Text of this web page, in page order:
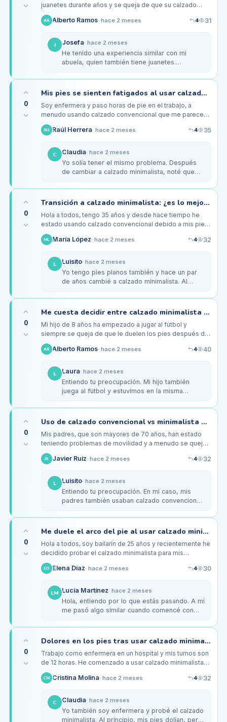
juanetes durante años y se queja de que su calzado
convencional ya no le resulta cómodo. He estado
investigando sobre el…
AR Alberto Ramos· hace 2 meses 4 31
J Josefa· hace 2 meses
He tenido una experiencia similar con mi
abuela, quien también tiene juanetes.
y, aunque le costó acostumbrarse al…
0
Mis pies se sienten fatigados al usar calzado convencional en turnos largos de enfermería
Soy enfermera y paso horas de pie en el trabajo, a
menudo usando calzado convencional que me parece
cómodo al principio, pero después de varias horas, mis
pies están fatigados y a…
RH Raúl Herrera· hace 2 meses 4 35
C Claudia· hace 2 meses
Yo solía tener el mismo problema. Después
de cambiar a calzado minimalista, noté que
Me gusta el modelo 'Merrell…
0
Transición a calzado minimalista: ¿es lo mejor para mis pies planos a los 35?
Hola a todos, tengo 35 años y desde hace tiempo he
estado usando calzado convencional debido a mis pies
planos. He escuchado mucho sobre los beneficios del
calzado minimalista,…
ML María López· hace 2 meses 4 32
L Luisito· hace 2 meses
Yo tengo pies planos también y hace un par
de años cambié a calzado minimalista. Al
paciencia y un par de plantillas…
0
Me cuesta decidir entre calzado minimalista y convencional para mi hijo de 8 años
Mi hijo de 8 años ha empezado a jugar al fútbol y
siempre se queja de que le duelen los pies después de
los partidos. Me estoy preguntando si el calzado
minimalista podría ser una…
AR Alberto Ramos· hace 2 meses 4 40
L Laura· hace 2 meses
Entiendo tu preocupación. Mi hijo también
juega al fútbol y estuvimos en la misma
zapatillas minimalistas, y lo que…
0
Uso de calzado convencional vs minimalista para mis ancianos padres que caminan poco
Mis padres, que son mayores de 70 años, han estado
teniendo problemas de movilidad y a menudo se quejan
de dolor en los pies. He notado que no caminan mucho y
creo que el calzado…
JR Javier Ruiz· hace 2 meses 4 32
L Luisito· hace 2 meses
Entiendo tu preocupación. En mi caso, mis
padres también usaban calzado convencional
unas zapatillas minimalistas…
0
Me duele el arco del pie al usar calzado minimalista durante mis entrenamientos de danza
Hola a todos, soy bailarín de 25 años y recientemente he
decidido probar el calzado minimalista para mis
entrenamientos. La idea de sentir el suelo bajo mis pies
me atrae, pero he…
ED Elena Díaz· hace 2 meses 4 30
LM Lucía Martínez· hace 2 meses
Hola, entiendo por lo que estás pasando. A mí
me pasó algo similar cuando comencé con
estaban tan tensos que sentía…
0
Dolores en los pies tras usar calzado minimalista en mis largas jornadas de pie
Trabajo como enfermera en un hospital y mis turnos son
de 12 horas. He comenzado a usar calzado minimalista
pensando que sería más beneficioso para mis pies,
pero después de…
CM Cristina Molina· hace 2 meses 4 32
C Claudia· hace 2 meses
Yo también soy enfermera y probé el calzado
minimalista. Al principio, mis pies dolían, pero